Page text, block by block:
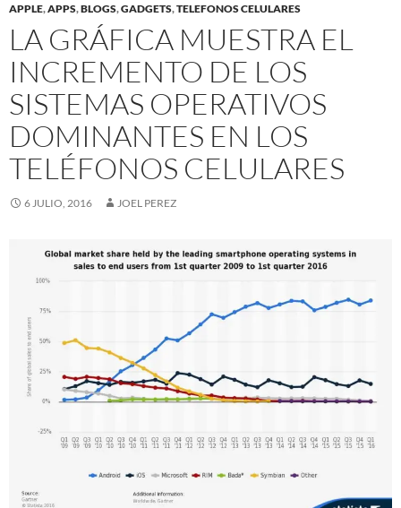
APPLE,APPS,BLOGS,GADGETS,TELEFONOS CELULARES
LA GRÁFICA MUESTRA EL
INCREMENTO DE LOS
SISTEMAS OPERATIVOS
DOMINANTES EN LOS
TELÉFONOS CELULARES
6 JULIO, 2016 JOEL PEREZ